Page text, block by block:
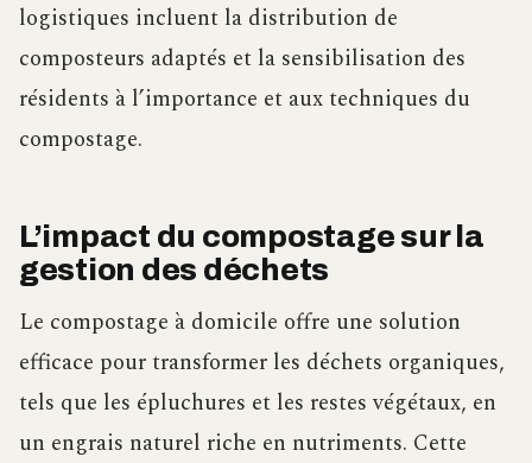
logistiques incluent la distribution de
composteurs adaptés et la sensibilisation des
résidents à l’importance et aux techniques du
compostage.
L’impact du compostage sur la
gestion des déchets
Le compostage à domicile offre une solution
efficace pour transformer les déchets organiques,
tels que les épluchures et les restes végétaux, en
un engrais naturel riche en nutriments. Cette